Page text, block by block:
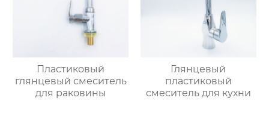
Пластиковый
глянцевый смеситель
для раковины
Глянцевый
пластиковый
смеситель для кухни